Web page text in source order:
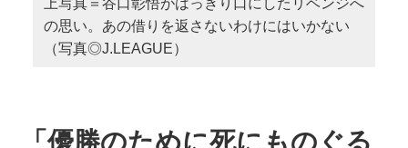
上写真＝谷口彰悟がはっきり口にしたリベンジへ
の思い。あの借りを返さないわけにはいかない
（写真◎J.LEAGUE）
「優勝のために死にものぐる